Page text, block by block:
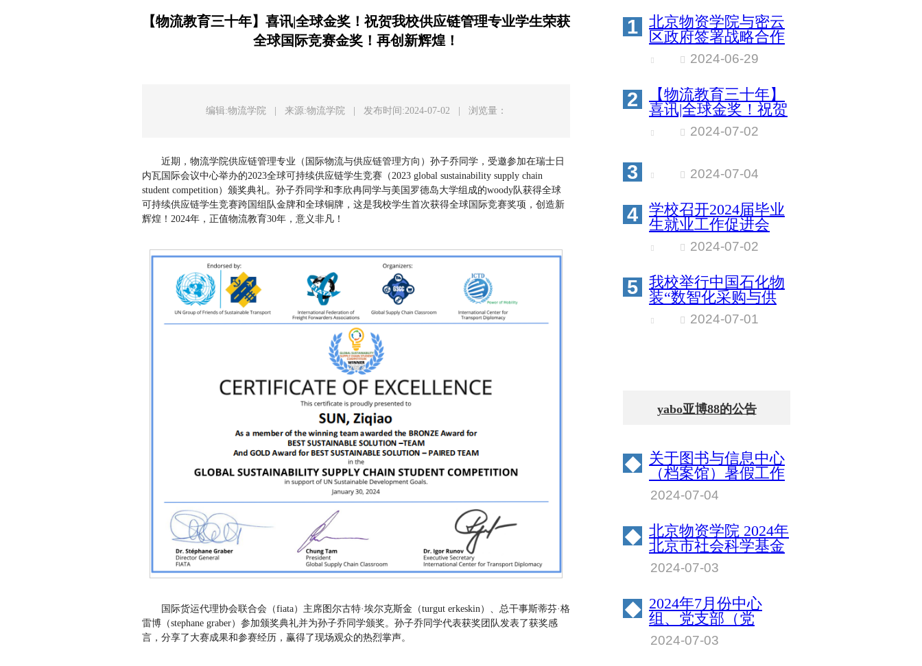
【物流教育三十年】喜讯|全球金奖！祝贺我校供应链管理专业学生荣获
全球国际竞赛金奖！再创新辉煌！
编辑:物流学院 来源:物流学院 发布时间:2024-07-02 浏览量：
近期，物流学院供应链管理专业（国际物流与供应链管理方向）孙子乔同学，受邀参加在瑞士日
内瓦国际会议中心举办的2023全球可持续供应链学生竞赛（2023 global sustainability supply chain
student competition）颁奖典礼。孙子乔同学和李欣冉同学与美国罗德岛大学组成的woody队获得全球
可持续供应链学生竞赛跨国组队金牌和全球铜牌，这是我校学生首次获得全球国际竞赛奖项，创造新
辉煌！2024年，正值物流教育30年，意义非凡！
国际货运代理协会联合会（fiata）主席图尔古特·埃尔克斯金（turgut erkeskin）、总干事斯蒂芬·格
雷博（stephane graber）参加颁奖典礼并为孙子乔同学颁奖。孙子乔同学代表获奖团队发表了获奖感
言，分享了大赛成果和参赛经历，赢得了现场观众的热烈掌声。
1
北京物资学院与密云
区政府签署战略合作
2024-06-29
2
【物流教育三十年】
喜讯|全球金奖！祝贺
我校供应链管理专业
学生荣获全球国际竞
煌！
2024-07-02
3 2024-07-04
4
学校召开2024届毕业
生就业工作促进会
2024-07-02
5
我校举行中国石化物
装“数智化采购与供
应链管理培训班”开
班仪式2024-07-01
yabo亚博88的公告
◆ 关于图书与信息中心
（档案馆）暑假工作
安排的通知
2024-07-04
◆ 北京物资学院 2024年
北京市社会科学基金
后期资助项目申报推
荐名单公示
2024-07-03
◆ 2024年7月份中心
组、党支部（党
员）、教职工理论学
习计划安排
2024-07-03